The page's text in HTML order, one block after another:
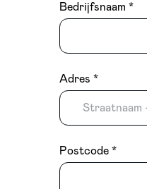
Bedrijfsnaam
Adres
Postcode